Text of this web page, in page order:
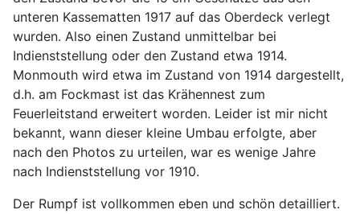
unteren Kassematten 1917 auf das Oberdeck verlegt
wurden. Also einen Zustand unmittelbar bei
Indienststellung oder den Zustand etwa 1914.
Monmouth wird etwa im Zustand von 1914 dargestellt,
d.h. am Fockmast ist das Krähennest zum
Feuerleitstand erweitert worden. Leider ist mir nicht
bekannt, wann dieser kleine Umbau erfolgte, aber
nach den Photos zu urteilen, war es wenige Jahre
nach Indienststellung vor 1910.
Der Rumpf ist vollkommen eben und schön detailliert.